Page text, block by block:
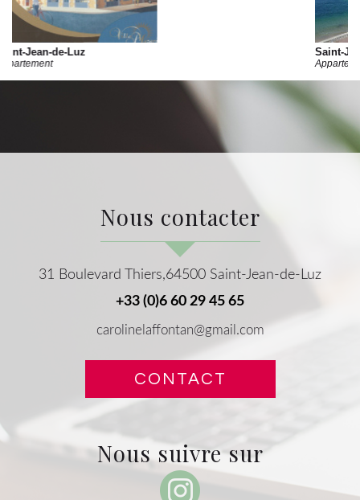
nous contacter
31 Boulevard Thiers,64500 Saint-Jean-de-Luz
+33 (0)6 60 29 45 65
carolinelaffontan@gmail.com
CONTACT
nous suivre sur